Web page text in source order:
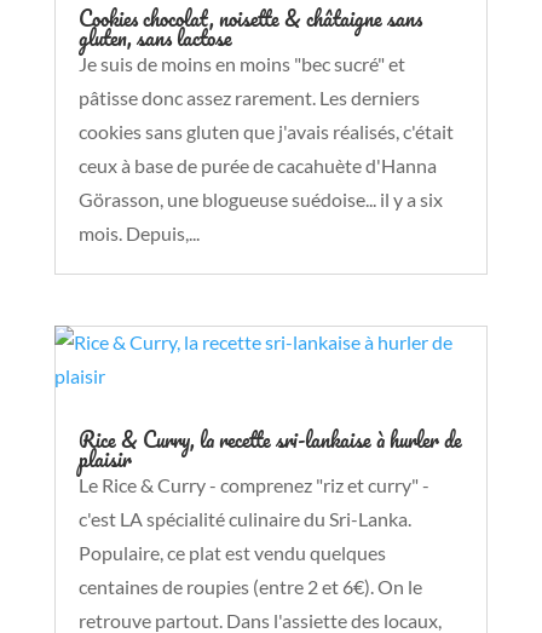
Cookies chocolat, noisette & châtaigne sans
gluten, sans lactose
Je suis de moins en moins "bec sucré" et
pâtisse donc assez rarement. Les derniers
cookies sans gluten que j'avais réalisés, c'était
ceux à base de purée de cacahuète d'Hanna
Görasson, une blogueuse suédoise... il y a six
mois. Depuis,...
Rice & Curry, la recette sri-lankaise à hurler de
plaisir
Le Rice & Curry - comprenez "riz et curry" -
c'est LA spécialité culinaire du Sri-Lanka.
Populaire, ce plat est vendu quelques
centaines de roupies (entre 2 et 6€). On le
retrouve partout. Dans l'assiette des locaux,